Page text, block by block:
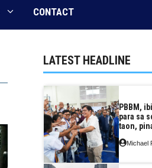
CONTACT
LATEST HEADLINE
PBBM,
para sa
taon,
Michael